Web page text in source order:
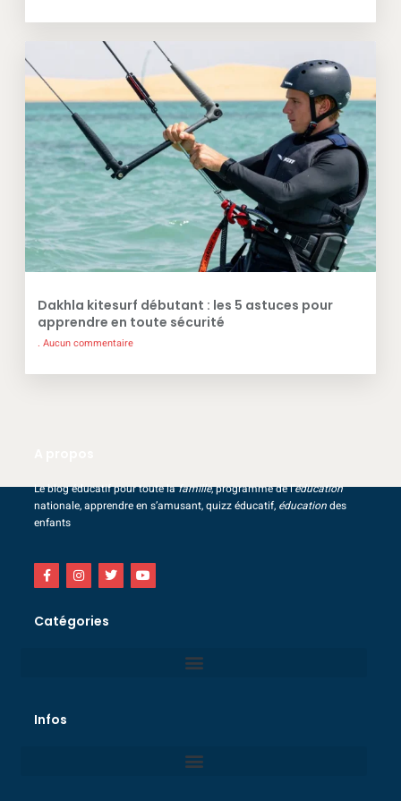
Dakhla kitesurf débutant : les 5 astuces pour
apprendre en toute sécurité
Aucun commentaire
Le blog éducatif pour toute lafamille, programme de l’éducation
nationale, apprendre en s’amusant, quizz éducatif, éducationdes
enfants
Catégories
Infos